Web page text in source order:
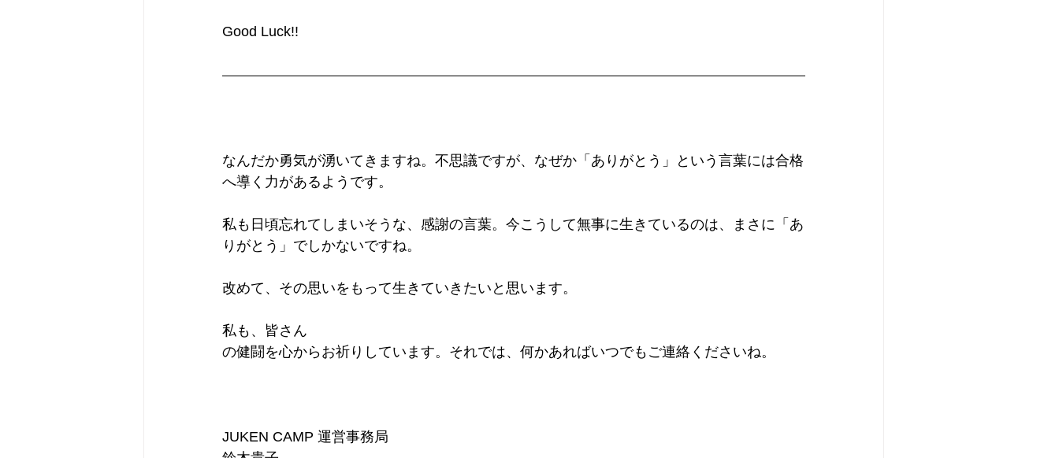
Good Luck!!
なんだか勇気が湧いてきますね。不思議ですが、なぜか「ありがとう」という言葉には合格
へ導く力があるようです。
私も日頃忘れてしまいそうな、感謝の言葉。今こうして無事に生きているのは、まさに「あ
りがとう」でしかないですね。
改めて、その思いをもって生きていきたいと思います。
私も、皆さん
の健闘を心からお祈りしています。それでは、何かあればいつでもご連絡くださいね。
JUKEN CAMP 運営事務局